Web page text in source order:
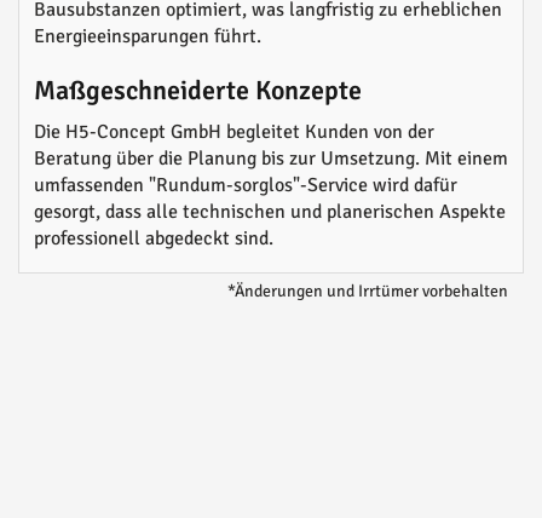
Bausubstanzen optimiert, was langfristig zu erheblichen
Energieeinsparungen führt.
Maßgeschneiderte Konzepte
Die H5-Concept GmbH begleitet Kunden von der
Beratung über die Planung bis zur Umsetzung. Mit einem
umfassenden "Rundum-sorglos"-Service wird dafür
gesorgt, dass alle technischen und planerischen Aspekte
professionell abgedeckt sind.
*Änderungen und Irrtümer vorbehalten